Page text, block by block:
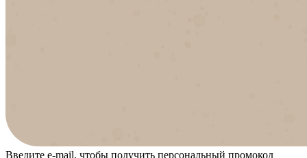
Введите e-mail, чтобы получить персональный промокод